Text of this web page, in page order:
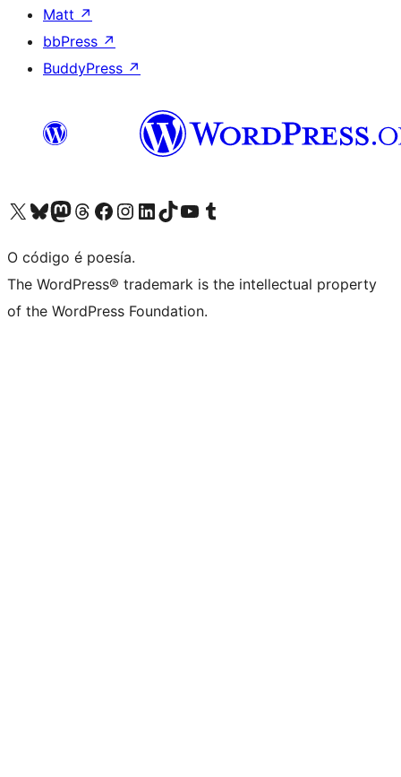
Matt ↗
bbPress ↗
BuddyPress ↗
Visita la cuenta de X (anteriormente Twitter)
Visita a nosa conta de Bluesky
Visita a nosa conta de Mastodon
Visita a nosa conta de Threads
Visita a nosa páxina de Facebook
Visita a nosa conta de Instagram
Visita a nosa conta de LinkedIn
Visita a nosa conta de TikTok
Visita a nosa canle de YouTube
Visita a nosa conta de Tumblr
O código é poesía.
The WordPress® trademark is the intellectual property
of the WordPress Foundation.